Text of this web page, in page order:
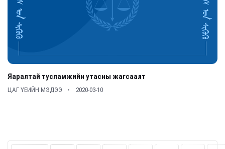
Яаралтай тусламжийн утасны жагсаалт
ЦАГ ҮЕИЙН МЭДЭЭ 2020-03-10